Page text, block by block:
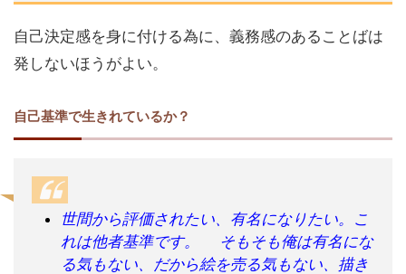
自己決定感を身に付ける為に、義務感のあることばは
発しないほうがよい。
自己基準で生きれているか？
世間から評価されたい、有名になりたい。こ
れは他者基準です。 そもそも俺は有名にな
る気もない、だから絵を売る気もない、描き